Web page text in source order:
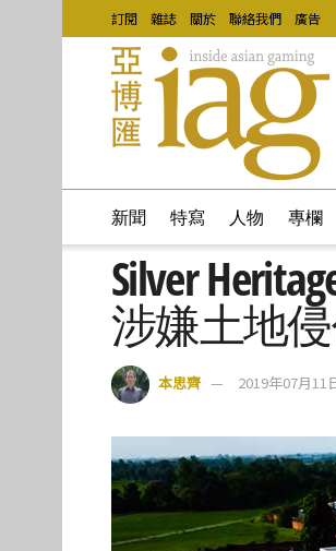
訂閱 雜誌 關於 聯絡我們 廣告
新聞 特寫 人物 專欄
Silver
涉嫌土地
本思齊 2019年07月11